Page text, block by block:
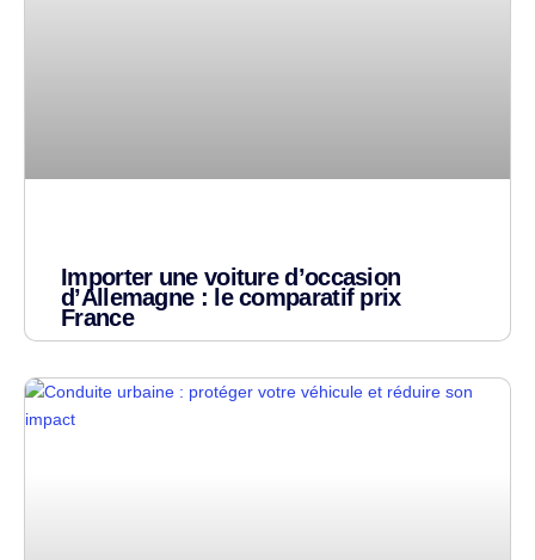
Importer une voiture d’occasion
d’Allemagne : le comparatif prix
France